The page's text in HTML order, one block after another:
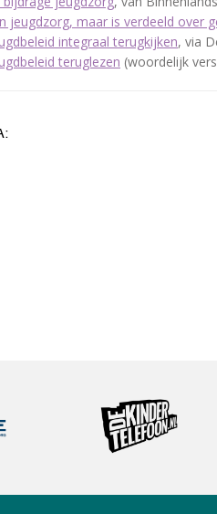
jeugdzorg, maar is verdeeld over
integraal terugkijken, via
teruglezen (woordelijk